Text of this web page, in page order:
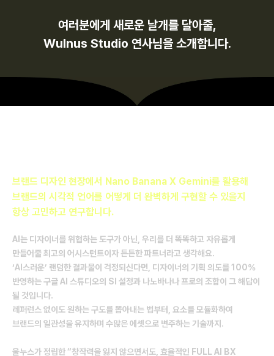
여러분에게 새로운 날개를 달아줄,
Wulnus Studio 연사님을 소개합니다.
브랜드 디자인 현장에서 Nano Banana X Gemini를 활용해
브랜드의 시각적 언어를 어떻게 더 완벽하게 구현할 수 있을지
항상 고민하고 연구합니다.
AI는 디자이너를 위협하는 도구가 아닌, 우리를 더 똑똑하고 자유롭게
만들어줄 최고의 어시스턴트이자 든든한 파트너라고 생각해요.
‘AI스러운’ 랜덤한 결과물이 걱정되신다면, 디자이너의 기획 의도를 100%
반영하는 구글 AI 스튜디오의 SI 설정과 나노바나나 프로의 조합이 그 해답이
될 것입니다.
레퍼런스 없이도 원하는 구도를 뽑아내는 법부터, 요소를 모듈화하여
브랜드의 일관성을 유지하며 수많은 에셋으로 변주하는 기술까지.
울누스가 정립한 “창작력을 잃지 않으면서도, 효율적인 FULL AI BX